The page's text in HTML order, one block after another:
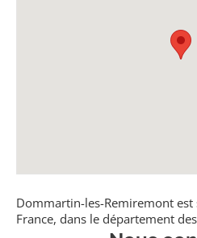
Dommartin-les-Remiremont est
France, dans le département